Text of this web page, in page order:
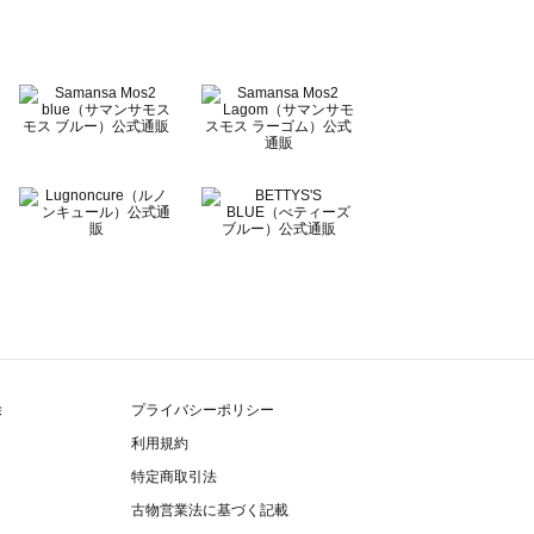
プライバシーポリシー
利用規約
特定商取引法
古物営業法に基づく記載